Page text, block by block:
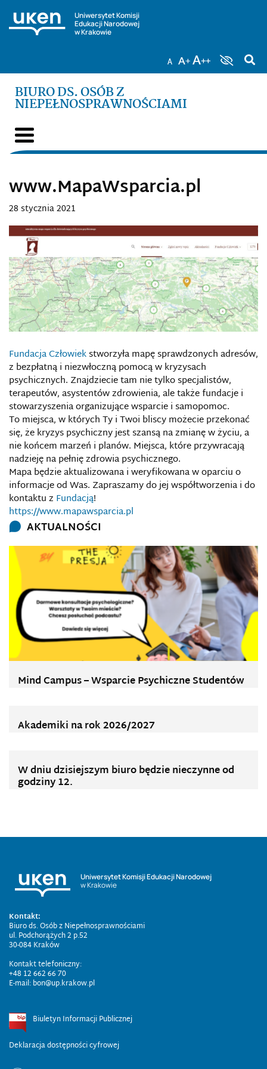
Uniwersytet Komisji
Edukacji Narodowej
w Krakowie
BIURO DS. OSÓB Z
NIEPEŁNOSPRAWNOŚCIAMI
www.MapaWsparcia.pl
28 stycznia 2021
Fundacja Człowiekstworzyła mapę sprawdzonych adresów,
z bezpłatną i niezwłoczną pomocą w kryzysach
psychicznych. Znajdziecie tam nie tylko specjalistów,
terapeutów, asystentów zdrowienia, ale także fundacje i
stowarzyszenia organizujące wsparcie i samopomoc.
To miejsca, w których Ty i Twoi bliscy możecie przekonać
się, że kryzys psychiczny jest szansą na zmianę w życiu, a
nie końcem marzeń i planów. Miejsca, które przywracają
nadzieję na pełnię zdrowia psychicznego.
Mapa będzie aktualizowana i weryfikowana w oparciu o
informacje od Was. Zapraszamy do jej współtworzenia i do
kontaktu z Fundacją!
https://www.mapawsparcia.pl
AKTUALNOŚCI
Mind Campus – Wsparcie Psychiczne Studentów
Akademiki na rok 2026/2027
W dniu dzisiejszym biuro będzie nieczynne od
godziny 12.
Uniwersytet Komisji Edukacji Narodowej
w Krakowie
Kontakt:
Biuro ds. Osób z Niepełnosprawnościami
ul. Podchorążych 2 p.52
30-084 Kraków
Kontakt telefoniczny:
+48 12 662 66 70
E-mail: bon@up.krakow.pl
Biuletyn Informacji Publicznej
Deklaracja dostępności cyfrowej